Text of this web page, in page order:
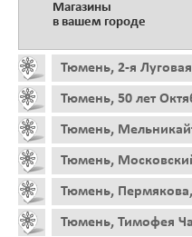
Магазины
в вашем городе
Тюмень, 2-я
Тюмень, 50 лет
Тюмень,
Тюмень,
Тюмень,
Тюмень, Тимофея